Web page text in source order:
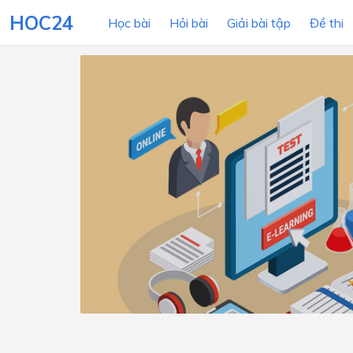
HOC24 Học bài Hỏi bài Giải bài tập Đề thi
LỚP HỌC
Lớp 12
Lớp 8
Lớp 7